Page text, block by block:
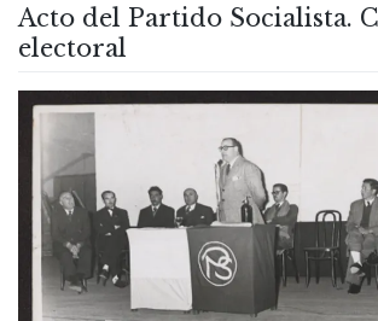
Acto del Partido Socialista.
electoral